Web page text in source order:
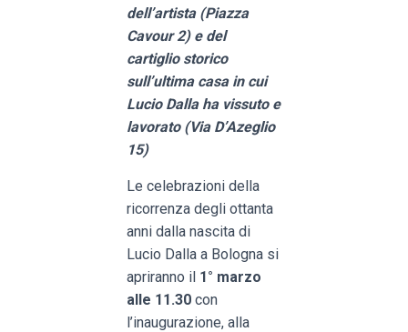
dell’artista (Piazza
Cavour 2) e del
cartiglio storico
sull’ultima casa in cui
Lucio Dalla ha vissuto e
lavorato (Via D’Azeglio
15)
Le celebrazioni della
ricorrenza degli ottanta
anni dalla nascita di
Lucio Dalla a Bologna si
apriranno il 1° marzo
alle 11.30 con
l’inaugurazione, alla